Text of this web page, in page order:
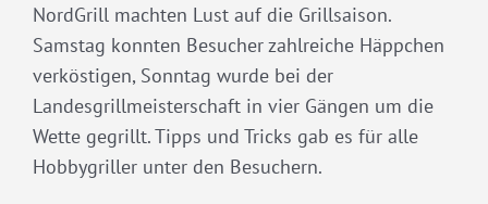
NordGrill machten Lust auf die Grillsaison.
Samstag konnten Besucher zahlreiche Häppchen
verköstigen, Sonntag wurde bei der
Landesgrillmeisterschaft in vier Gängen um die
Wette gegrillt. Tipps und Tricks gab es für alle
Hobbygriller unter den Besuchern.